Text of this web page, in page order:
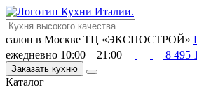
салон в Москве ТЦ «ЭКСПОСТРОЙ»
ежедневно 10:00 – 21:00
8 495
Заказать кухню
Каталог